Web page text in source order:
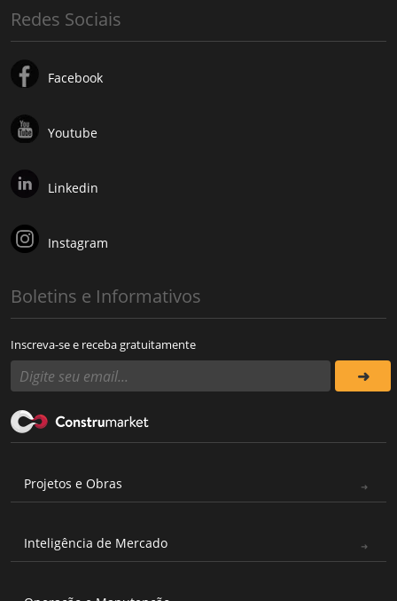
Redes Sociais
Facebook
Youtube
Linkedin
Instagram
Boletins e Informativos
Inscreva-se e receba gratuitamente
Projetos e Obras
Inteligência de Mercado